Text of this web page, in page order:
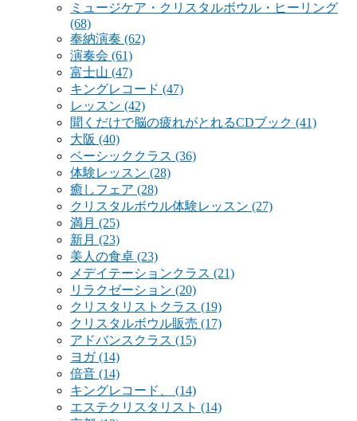
ミュージケア・クリスタルボウル・ヒーリング
(68)
奉納演奏 (62)
演奏会 (61)
富士山 (47)
キングレコード (47)
レッスン (42)
聞くだけで脳の疲れがとれるCDブック (41)
大阪 (40)
ベーシッククラス (36)
体験レッスン (28)
癒しフェア (28)
クリスタルボウル体験レッスン (27)
満月 (25)
新月 (23)
美人の食卓 (23)
メデイテーションクラス (21)
リラクゼーション (20)
クリスタリストクラス (19)
クリスタルボウル販売 (17)
アドバンスクラス (15)
ヨガ(14)
倍音 (14)
キングレコード、 (14)
エステクリスタリスト (14)